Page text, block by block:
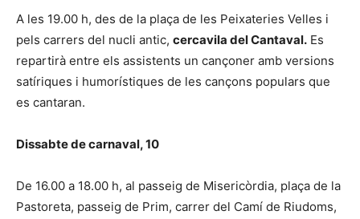
A les 19.00 h, des de la plaça de les Peixateries Velles i
pels carrers del nucli antic, cercavila del Cantaval. Es
repartirà entre els assistents un cançoner amb versions
satíriques i humorístiques de les cançons populars que
es cantaran.
Dissabte de carnaval, 10
De 16.00 a 18.00 h, al passeig de Misericòrdia, plaça de la
Pastoreta, passeig de Prim, carrer del Camí de Riudoms,